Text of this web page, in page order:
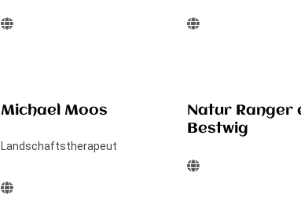
Michael Moos
Landschaftstherapeut
Natur Ranger
Bestwig